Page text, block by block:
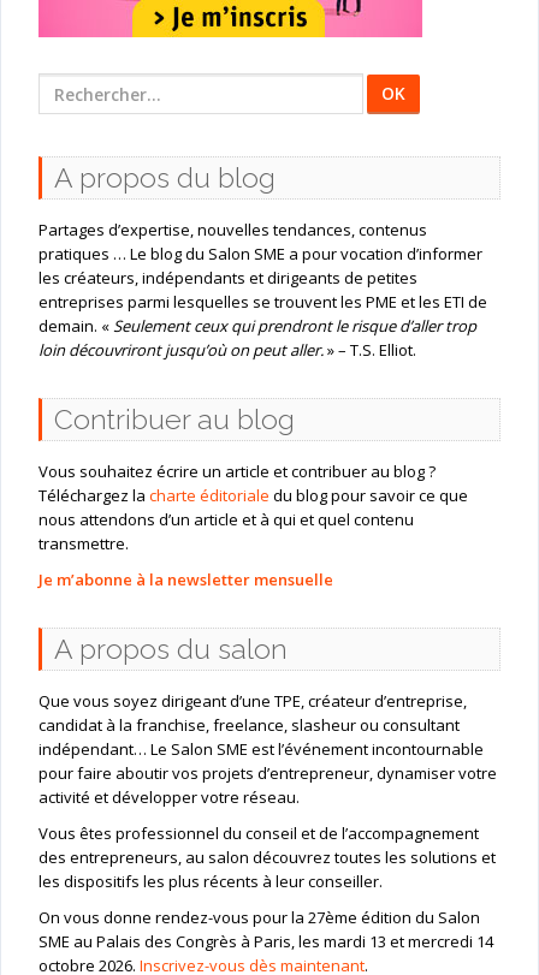
Rechercher
:
A propos du blog
Partages d’expertise, nouvelles tendances, contenus
pratiques … Le blog du Salon SME a pour vocation d’informer
les créateurs, indépendants et dirigeants de petites
entreprises parmi lesquelles se trouvent les PME et les ETI de
demain. «Seulement ceux qui prendront le risque d’aller trop
loin découvriront jusqu’où on peut aller.» – T.S. Elliot.
Contribuer au blog
Vous souhaitez écrire un article et contribuer au blog ?
Téléchargez la charte éditoriale du blog pour savoir ce que
nous attendons d’un article et à qui et quel contenu
transmettre.
Je m’abonne à la newsletter mensuelle
A propos du salon
Que vous soyez dirigeant d’une TPE, créateur d’entreprise,
candidat à la franchise, freelance, slasheur ou consultant
indépendant… Le Salon SME est l’événement incontournable
pour faire aboutir vos projets d’entrepreneur, dynamiser votre
activité et développer votre réseau.
Vous êtes professionnel du conseil et de l’accompagnement
des entrepreneurs, au salon découvrez toutes les solutions et
les dispositifs les plus récents à leur conseiller.
On vous donne rendez-vous pour la 27ème édition du Salon
SME au Palais des Congrès à Paris, les mardi 13 et mercredi 14
octobre 2026. Inscrivez-vous dès maintenant.